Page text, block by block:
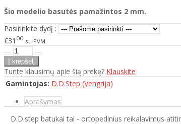
Šio modelio basutės pamažintos 2 mm.
Pasirinkite dydį :
€31 00 su PVM
Turite klausimų apie šią prekę? Klauskite
Gamintojas: D.D.Step (Vengrija)
Aprašymas
D.D.step batukai tai - ortopedinius reikalavimus